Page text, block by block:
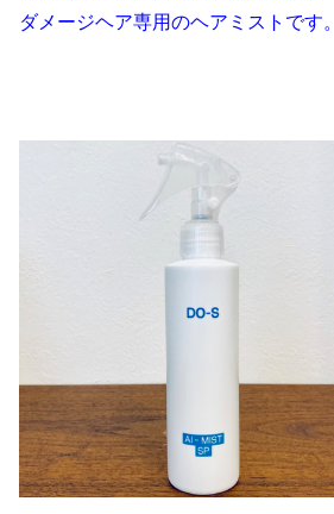
ダメージヘア専用のヘアミストです。